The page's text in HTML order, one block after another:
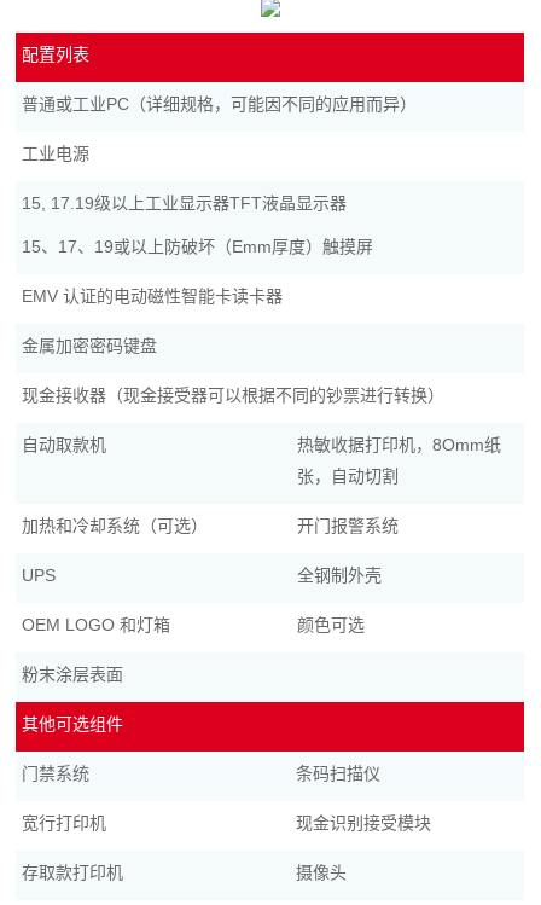
配置列表
普通或工业PC（详细规格，可能因不同的应用而异）
工业电源
15, 17.19级以上工业显示器TFT液晶显示器
15、17、19或以上防破坏（Emm厚度）触摸屏
EMV 认证的电动磁性智能卡读卡器
金属加密密码键盘
现金接收器（现金接受器可以根据不同的钞票进行转换）
自动取款机
热敏收据打印机，8Omm纸
张，自动切割
加热和冷却系统（可选） 开门报警系统
UPS 全钢制外壳
OEM LOGO 和灯箱 颜色可选
粉末涂层表面
其他可选组件
门禁系统 条码扫描仪
宽行打印机 现金识别接受模块
存取款打印机 摄像头